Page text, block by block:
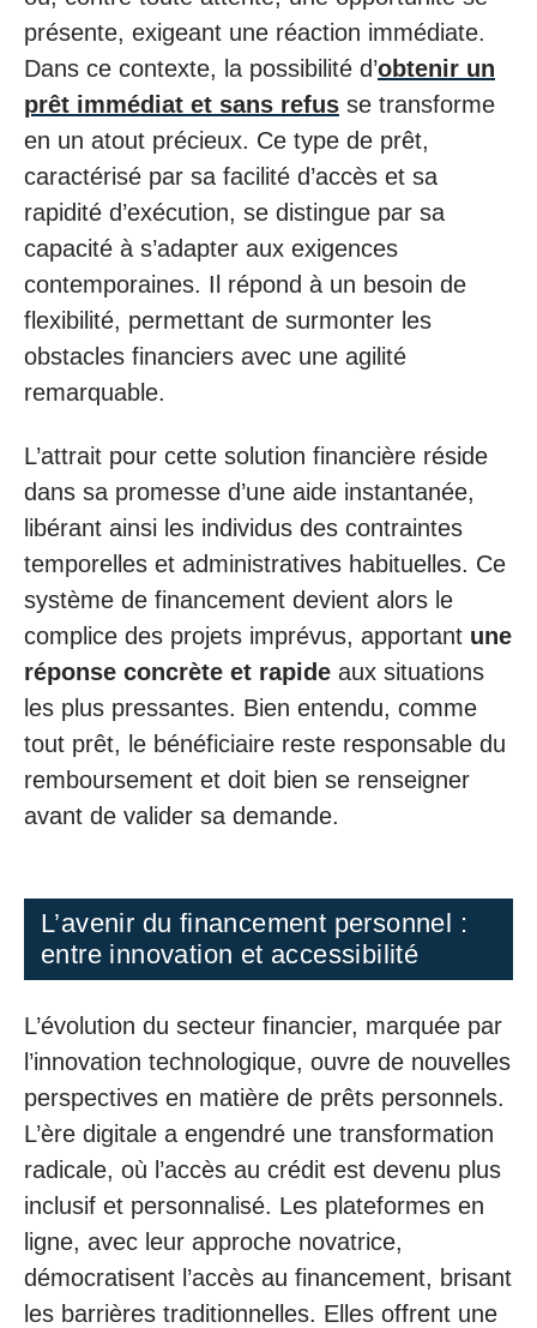
présente, exigeant une réaction immédiate.
Dans ce contexte, la possibilité d’obtenir un
prêt immédiat et sans refus se transforme
en un atout précieux. Ce type de prêt,
caractérisé par sa facilité d’accès et sa
rapidité d’exécution, se distingue par sa
capacité à s’adapter aux exigences
contemporaines. Il répond à un besoin de
flexibilité, permettant de surmonter les
obstacles financiers avec une agilité
remarquable.
L’attrait pour cette solution financière réside
dans sa promesse d’une aide instantanée,
libérant ainsi les individus des contraintes
temporelles et administratives habituelles. Ce
système de financement devient alors le
complice des projets imprévus, apportant une
réponse concrète et rapide aux situations
les plus pressantes. Bien entendu, comme
tout prêt, le bénéficiaire reste responsable du
remboursement et doit bien se renseigner
avant de valider sa demande.
L’avenir du financement personnel :
entre innovation et accessibilité
L’évolution du secteur financier, marquée par
l’innovation technologique, ouvre de nouvelles
perspectives en matière de prêts personnels.
L’ère digitale a engendré une transformation
radicale, où l’accès au crédit est devenu plus
inclusif et personnalisé. Les plateformes en
ligne, avec leur approche novatrice,
démocratisent l’accès au financement, brisant
les barrières traditionnelles. Elles offrent une